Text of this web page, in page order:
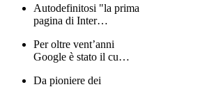
Autodefinitosi "la prima
pagina di Inter…
Per oltre vent’anni
Google è stato il cu…
Da pioniere dei